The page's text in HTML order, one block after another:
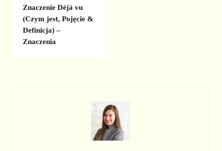
Znaczenie Déjà vu
(Czym jest, Pojęcie &
Definicja) –
Znaczenia